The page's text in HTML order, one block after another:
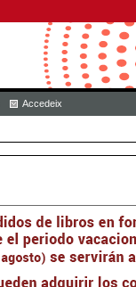
Accedeix